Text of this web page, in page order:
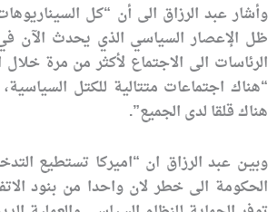
وأشار عبد الرزاق الى أن “كل
ظل الإعصار السياسي الذي يحدث الآن في
الرئاسات الى الاجتماع لأكثر من مرة
“هناك اجتماعات متتالية للكتل
هناك قلقا لدى الجميع”.
وبيـن عبد الرزاق ان “اميركا تستطيع
الحكومة الى خطر لان واحدا من بنود